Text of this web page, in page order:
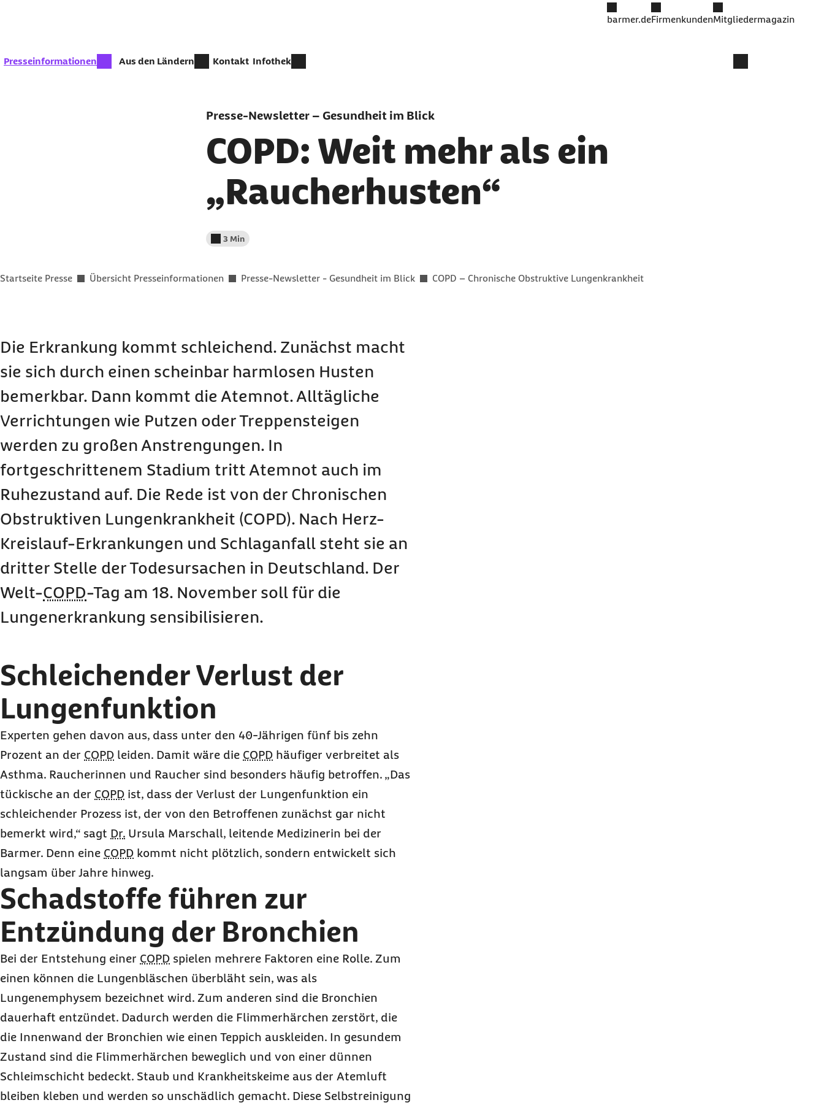
barmer.deFirmenkundenMitgliedermagazin
zur Zeit aktiv:
Presseinformationen Aus den Ländern Kontakt Infothek
Presse-Newsletter – Gesundheit im Blick
COPD: Weit mehr als ein
„Raucherhusten“
Lesedauer weniger als
3 Min
Sie befinden sich hier:
Startseite Presse Übersicht Presseinformationen Presse-Newsletter - Gesundheit im Blick COPD – Chronische Obstruktive Lungenkrankheit
Die Erkrankung kommt schleichend. Zunächst macht
sie sich durch einen scheinbar harmlosen Husten
bemerkbar. Dann kommt die Atemnot. Alltägliche
Verrichtungen wie Putzen oder Treppensteigen
werden zu großen Anstrengungen. In
fortgeschrittenem Stadium tritt Atemnot auch im
Ruhezustand auf. Die Rede ist von der Chronischen
Obstruktiven Lungenkrankheit (COPD). Nach Herz-
Kreislauf-Erkrankungen und Schlaganfall steht sie an
dritter Stelle der Todesursachen in Deutschland. Der
Welt-COPD-Tag am 18. November soll für die
Lungenerkrankung sensibilisieren.
Schleichender Verlust der
Lungenfunktion
Experten gehen davon aus, dass unter den 40-Jährigen fünf bis zehn
Prozent an der COPD leiden. Damit wäre die COPD häufiger verbreitet als
Asthma. Raucherinnen und Raucher sind besonders häufig betroffen. „Das
tückische an der COPD ist, dass der Verlust der Lungenfunktion ein
schleichender Prozess ist, der von den Betroffenen zunächst gar nicht
bemerkt wird,“ sagt Dr. Ursula Marschall, leitende Medizinerin bei der
Barmer. Denn eine COPD kommt nicht plötzlich, sondern entwickelt sich
langsam über Jahre hinweg.
Schadstoffe führen zur
Entzündung der Bronchien
Bei der Entstehung einer COPD spielen mehrere Faktoren eine Rolle. Zum
einen können die Lungenbläschen überbläht sein, was als
Lungenemphysem bezeichnet wird. Zum anderen sind die Bronchien
dauerhaft entzündet. Dadurch werden die Flimmerhärchen zerstört, die
die Innenwand der Bronchien wie einen Teppich auskleiden. In gesundem
Zustand sind die Flimmerhärchen beweglich und von einer dünnen
Schleimschicht bedeckt. Staub und Krankheitskeime aus der Atemluft
bleiben kleben und werden so unschädlich gemacht. Diese Selbstreinigung